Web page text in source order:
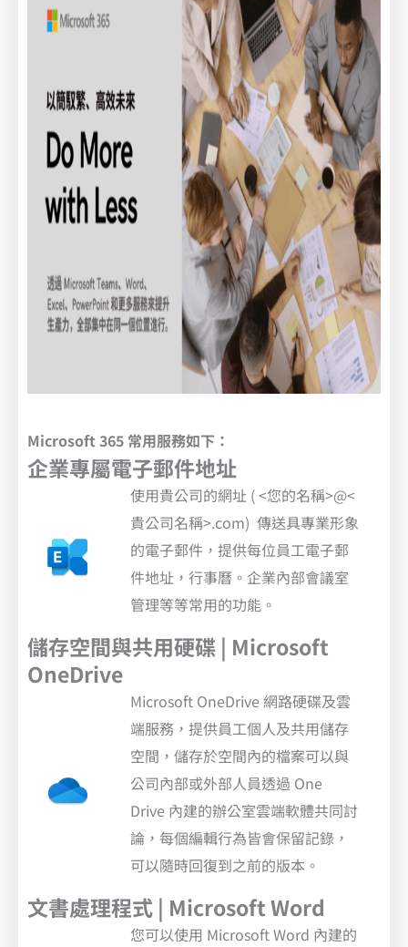
Microsoft 365 常用服務如下：
企業專屬電子郵件地址
使用貴公司的網址 ( <您的名稱>@<
貴公司名稱>.com) 傳送具專業形象
的電子郵件，提供每位員工電子郵
件地址，行事曆。企業內部會議室
管理等等常用的功能。
儲存空間與共用硬碟 | Microsoft
OneDrive
Microsoft OneDrive 網路硬碟及雲
端服務，提供員工個人及共用儲存
空間，儲存於空間內的檔案可以與
公司內部或外部人員透過 One
Drive 內建的辦公室雲端軟體共同討
論，每個編輯行為皆會保留記錄，
可以隨時回復到之前的版本。
文書處理程式 | Microsoft Word
您可以使用 Microsoft Word 內建的